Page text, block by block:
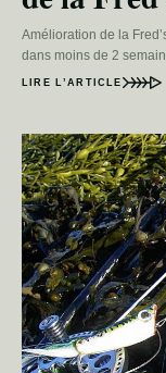
Amélioration de la
dans moins de 2
LIRE L’ARTICLE